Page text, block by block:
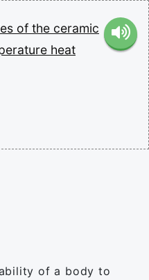
of the ceramic
heat
of a body to